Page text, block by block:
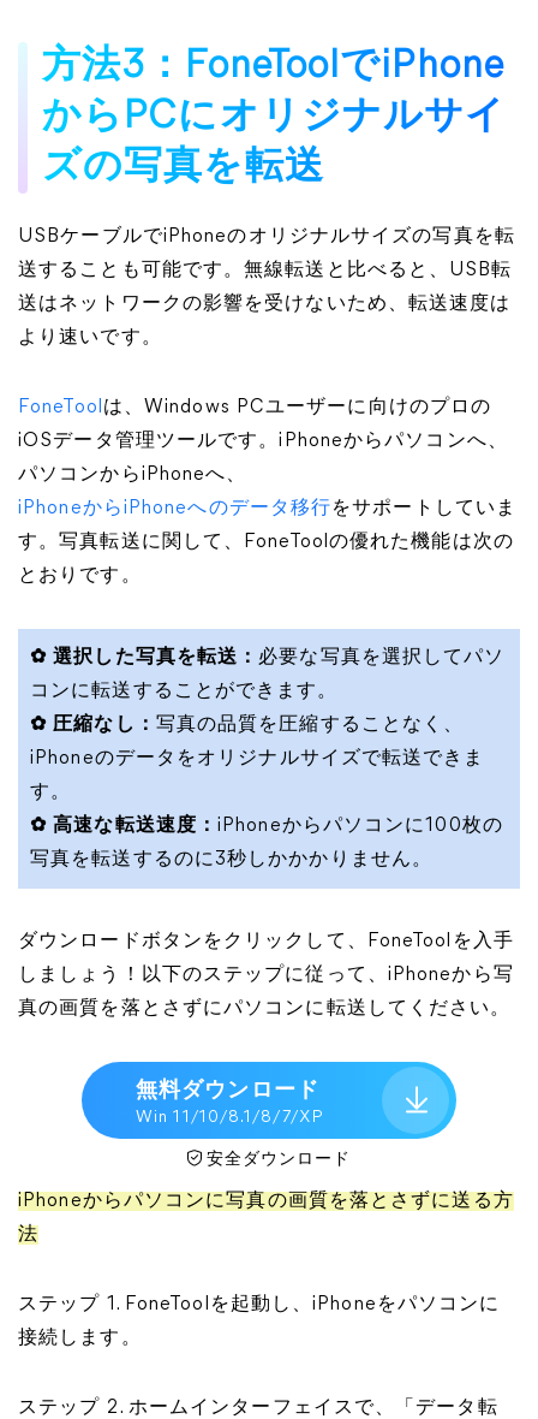
方法3：FoneToolでiPhone
からPCにオリジナルサイ
ズの写真を転送
USBケーブルでiPhoneのオリジナルサイズの写真を転
送することも可能です。無線転送と比べると、USB転
送はネットワークの影響を受けないため、転送速度は
より速いです。
FoneTool は、Windows PCユーザーに向けのプロの
iOSデータ管理ツールです。iPhoneからパソコンへ、
パソコンからiPhoneへ、
iPhoneからiPhoneへのデータ移行をサポートしていま
す。写真転送に関して、FoneToolの優れた機能は次の
とおりです。
✿ 選択した写真を転送： 必要な写真を選択してパソ
コンに転送することができます。
✿ 圧縮なし： 写真の品質を圧縮することなく、
iPhoneのデータをオリジナルサイズで転送できま
す。
✿ 高速な転送速度： iPhoneからパソコンに100枚の
写真を転送するのに3秒しかかかりません。
ダウンロードボタンをクリックして、FoneToolを入手
しましょう！以下のステップに従って、iPhoneから写
真の画質を落とさずにパソコンに転送してください。
無料ダウンロード
Win 11/10/8.1/8/7/XP
安全ダウンロード
iPhoneからパソコンに写真の画質を落とさずに送る方
法
ステップ 1. FoneToolを起動し、iPhoneをパソコンに
接続します。
ステップ 2. ホームインターフェイスで、「データ転